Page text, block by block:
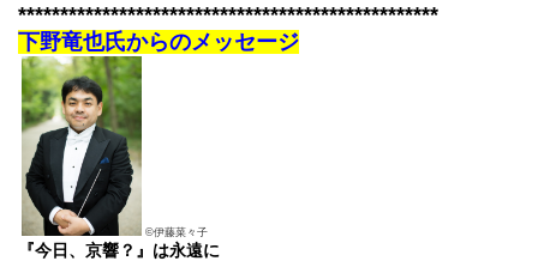
**************************************************
下野竜也氏からのメッセージ
©伊藤菜々子
『今日、京響？』は永遠に